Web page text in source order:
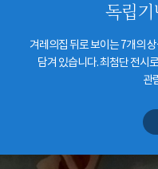
독립
겨레의집 뒤로 보이는 7개의
담겨 있습니다. 최첨단 전시
관